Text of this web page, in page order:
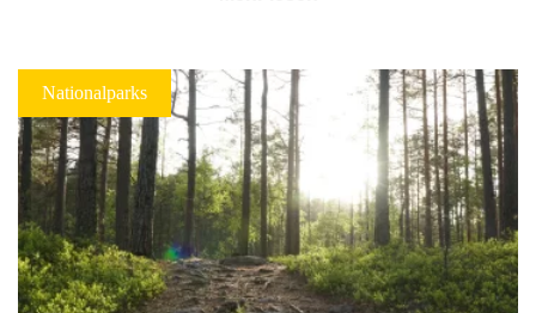
Nationalparks